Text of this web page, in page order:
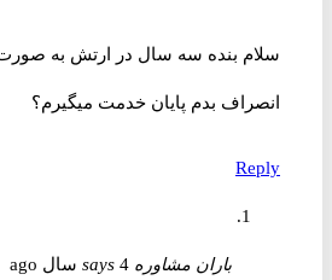
سلام بنده سه سال در ارتش به صورت
انصراف بدم پایان خدمت میگیرم؟
Reply
باران مشاوره says 4 سال ago